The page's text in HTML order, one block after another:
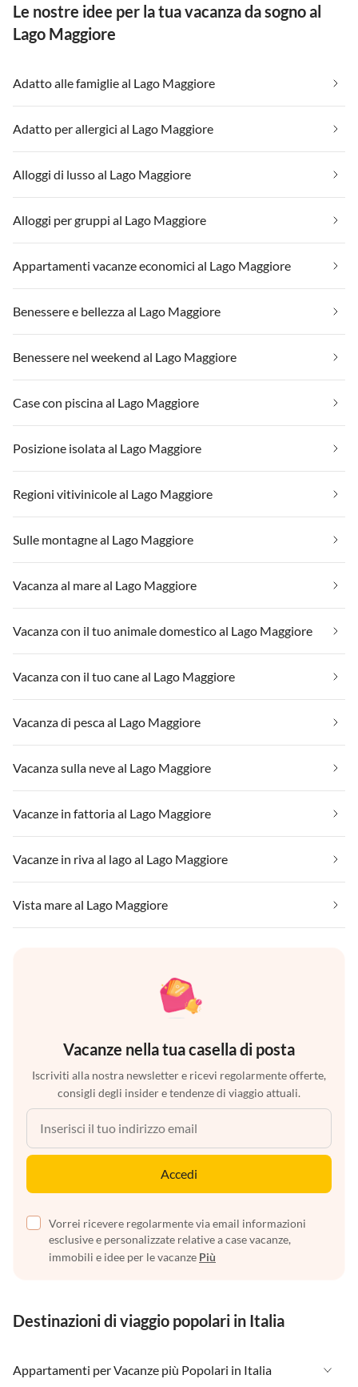
Le nostre idee per la tua vacanza da sogno al
Lago Maggiore
Adatto alle famiglie al Lago Maggiore
Adatto per allergici al Lago Maggiore
Alloggi di lusso al Lago Maggiore
Alloggi per gruppi al Lago Maggiore
Appartamenti vacanze economici al Lago Maggiore
Benessere e bellezza al Lago Maggiore
Benessere nel weekend al Lago Maggiore
Case con piscina al Lago Maggiore
Posizione isolata al Lago Maggiore
Regioni vitivinicole al Lago Maggiore
Sulle montagne al Lago Maggiore
Vacanza al mare al Lago Maggiore
Vacanza con il tuo animale domestico al Lago Maggiore
Vacanza con il tuo cane al Lago Maggiore
Vacanza di pesca al Lago Maggiore
Vacanza sulla neve al Lago Maggiore
Vacanze in fattoria al Lago Maggiore
Vacanze in riva al lago al Lago Maggiore
Vista mare al Lago Maggiore
Vacanze nella tua casella di posta
Iscriviti alla nostra newsletter e ricevi regolarmente offerte,
consigli degli insider e tendenze di viaggio attuali.
Accedi
Vorrei ricevere regolarmente via email informazioni
esclusive e personalizzate relative a case vacanze,
immobili e idee per le vacanze Più
Destinazioni di viaggio popolari in Italia
Appartamenti per Vacanze più Popolari in Italia